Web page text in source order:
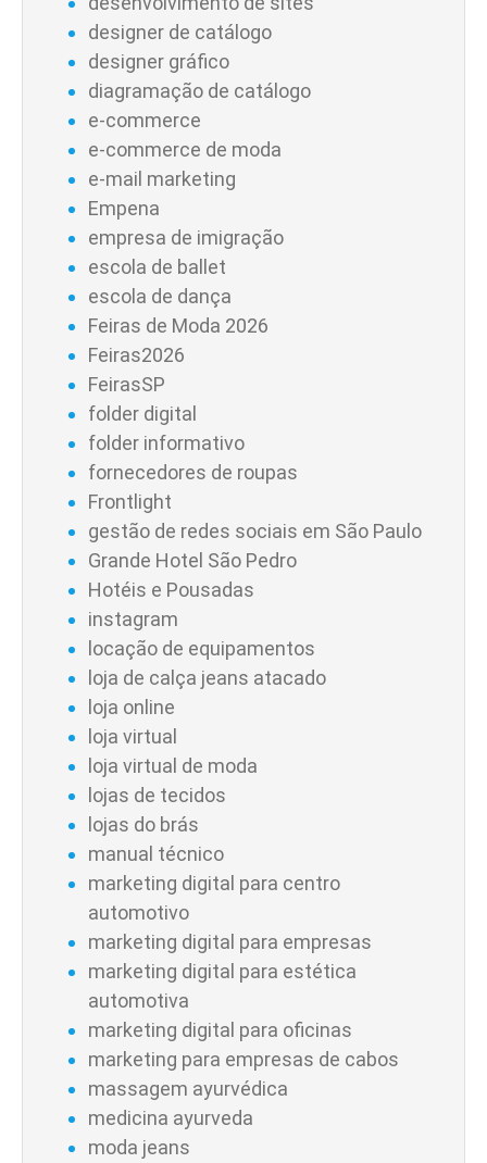
designer de catálogo
designer gráfico
diagramação de catálogo
e-commerce
e-commerce de moda
e-mail marketing
Empena
empresa de imigração
escola de ballet
escola de dança
Feiras de Moda 2026
Feiras2026
FeirasSP
folder digital
folder informativo
fornecedores de roupas
Frontlight
gestão de redes sociais em São Paulo
Grande Hotel São Pedro
Hotéis e Pousadas
instagram
locação de equipamentos
loja de calça jeans atacado
loja online
loja virtual
loja virtual de moda
lojas de tecidos
lojas do brás
manual técnico
marketing digital para centro
automotivo
marketing digital para empresas
marketing digital para estética
automotiva
marketing digital para oficinas
marketing para empresas de cabos
massagem ayurvédica
medicina ayurveda
moda jeans